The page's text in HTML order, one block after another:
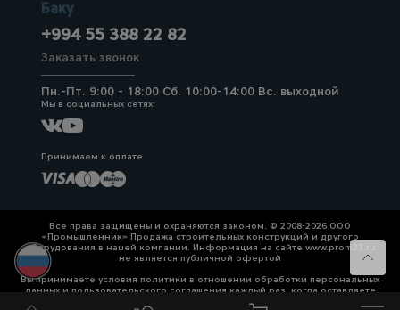
Баку
+994 55 388 22 82
Заказать звонок
Пн.-Пт. 9:00 - 18:00 Сб. 10:00-14:00 Вс. выходной
Мы в социальных сетях:
Принимаем к оплате
Все права защищены и охраняются законом. © 2008-2026 ООО
«Промышленник» Продажа строительных конструкций и другого
оборудования в нашей компании. Информация на сайте www.prom23.ru
не является публичной офертой
Вы принимаете условия политики в отношении обработки персональных
данных и пользовательского соглашения каждый раз, когда оставляете
свои данные в любой форме обратной связи на сайте prom23.ru и его